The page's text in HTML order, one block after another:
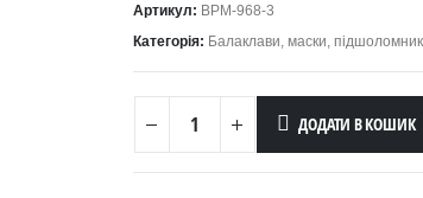
Артикул: BPM-968-3
Категорія: Балаклави, маски,
ДОДАТИ В КОШИК